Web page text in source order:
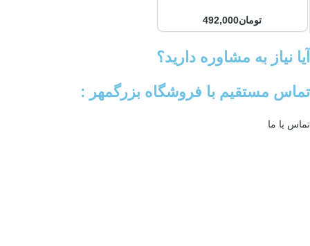
تومان492,000
آیا نیاز به مشاوره دارید؟
تماس مستقیم با فروشگاه بزرگمهر :
تماس با ما